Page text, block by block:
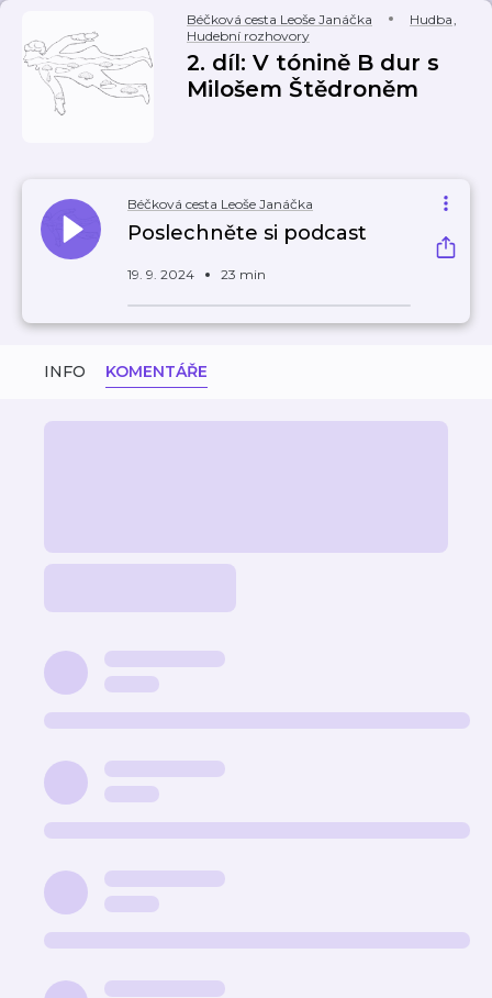
Béčková cesta Leoše Janáčka Hudba,
Hudební rozhovory
2. díl: V tónině B dur s
Milošem Štědroněm
Béčková cesta Leoše Janáčka
Poslechněte si podcast
19. 9. 2024 23 min
INFO KOMENTÁŘE